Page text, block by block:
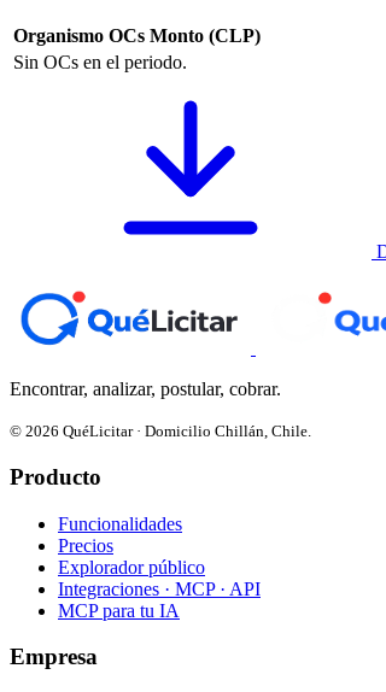
Organismo OCs Monto (CLP)
Sin OCs en el periodo.
Encontrar, analizar, postular, cobrar.
© 2026 QuéLicitar · Domicilio Chillán, Chile.
Producto
Funcionalidades
Precios
Explorador público
Integraciones · MCP · API
MCP para tu IA
Empresa